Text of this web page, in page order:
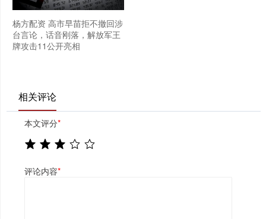
杨方配资 高市早苗拒不撤回涉
台言论，话音刚落，解放军王
牌攻击11公开亮相
相关评论
本文评分*
评论内容*